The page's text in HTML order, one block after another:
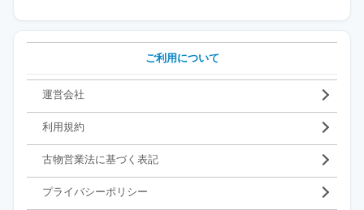
ご利用について
運営会社
利用規約
古物営業法に基づく表記
プライバシーポリシー